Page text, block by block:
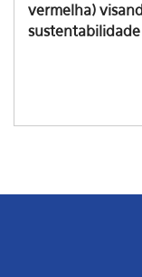
vermelha)